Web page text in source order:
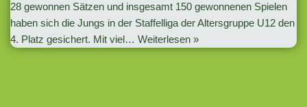
28 gewonnen Sätzen und insgesamt 150 gewonnenen Spielen
haben sich die Jungs in der Staffelliga der Altersgruppe U12 den
4. Platz gesichert. Mit viel… Weiterlesen »